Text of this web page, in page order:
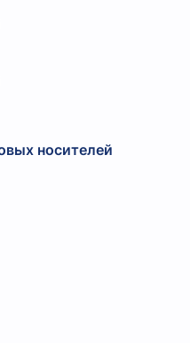
носителей